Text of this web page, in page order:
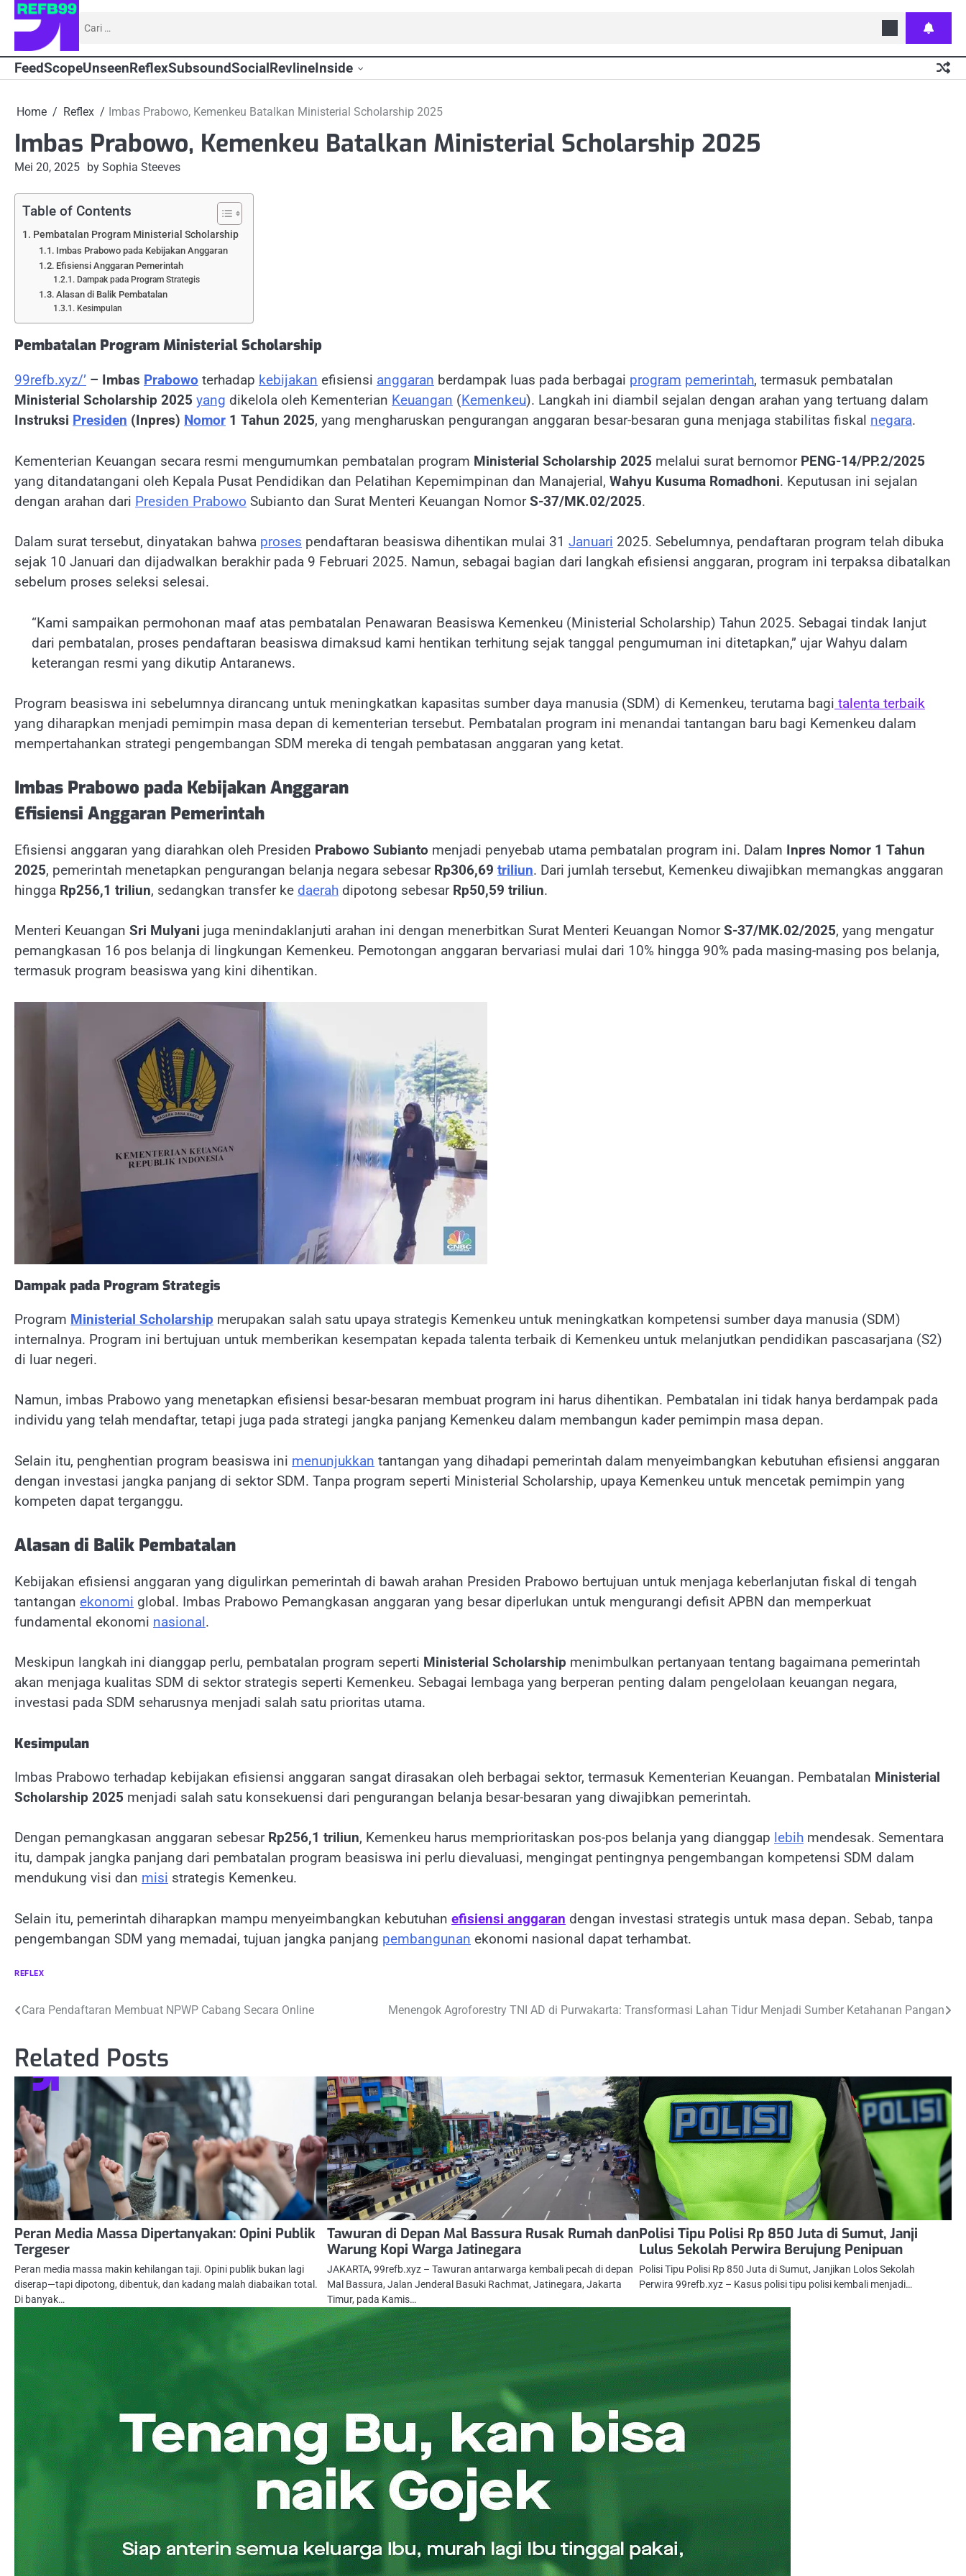
Skip
Cari
FeedScopeUnseenReflexSubsoundSocialRevlineInside
Home Reflex Imbas Prabowo, Kemenkeu Batalkan Ministerial Scholarship 2025
Imbas Prabowo, Kemenkeu Batalkan Ministerial Scholarship 2025
Mei 20, 2025 by Sophia Steeves
Table of Contents
Pembatalan Program Ministerial Scholarship
Imbas Prabowo pada Kebijakan Anggaran
Efisiensi Anggaran Pemerintah
Dampak pada Program Strategis
Alasan di Balik Pembatalan
Kesimpulan
Pembatalan Program Ministerial Scholarship
99refb.xyz/’ – Imbas Prabowo terhadap kebijakan efisiensi anggaran berdampak luas pada berbagai program pemerintah, termasuk pembatalan
Ministerial Scholarship 2025 yang dikelola oleh Kementerian Keuangan (Kemenkeu). Langkah ini diambil sejalan dengan arahan yang tertuang dalam
Instruksi Presiden (Inpres) Nomor 1 Tahun 2025, yang mengharuskan pengurangan anggaran besar-besaran guna menjaga stabilitas fiskal negara.
Kementerian Keuangan secara resmi mengumumkan pembatalan program Ministerial Scholarship 2025 melalui surat bernomor PENG-14/PP.2/2025
yang ditandatangani oleh Kepala Pusat Pendidikan dan Pelatihan Kepemimpinan dan Manajerial, Wahyu Kusuma Romadhoni. Keputusan ini sejalan
dengan arahan dari Presiden Prabowo Subianto dan Surat Menteri Keuangan NomorS-37/MK.02/2025.
Dalam surat tersebut, dinyatakan bahwa proses pendaftaran beasiswa dihentikan mulai 31 Januari 2025. Sebelumnya, pendaftaran program telah dibuka
sejak 10 Januari dan dijadwalkan berakhir pada 9 Februari 2025. Namun, sebagai bagian dari langkah efisiensi anggaran, program ini terpaksa dibatalkan
sebelum proses seleksi selesai.
“Kami sampaikan permohonan maaf atas pembatalan Penawaran Beasiswa Kemenkeu (Ministerial Scholarship) Tahun 2025. Sebagai tindak lanjut
dari pembatalan, proses pendaftaran beasiswa dimaksud kami hentikan terhitung sejak tanggal pengumuman ini ditetapkan,” ujar Wahyu dalam
keterangan resmi yang dikutip Antaranews.
Program beasiswa ini sebelumnya dirancang untuk meningkatkan kapasitas sumber daya manusia (SDM) di Kemenkeu, terutama bagi talenta terbaik
yang diharapkan menjadi pemimpin masa depan di kementerian tersebut. Pembatalan program ini menandai tantangan baru bagi Kemenkeu dalam
mempertahankan strategi pengembangan SDM mereka di tengah pembatasan anggaran yang ketat.
Imbas Prabowo pada Kebijakan Anggaran
Efisiensi Anggaran Pemerintah
Efisiensi anggaran yang diarahkan oleh Presiden Prabowo Subianto menjadi penyebab utama pembatalan program ini. Dalam Inpres Nomor 1 Tahun
2025, pemerintah menetapkan pengurangan belanja negara sebesar Rp306,69 triliun. Dari jumlah tersebut, Kemenkeu diwajibkan memangkas anggaran
hingga Rp256,1 triliun, sedangkan transfer ke daerah dipotong sebesar Rp50,59 triliun.
Menteri Keuangan Sri Mulyani juga menindaklanjuti arahan ini dengan menerbitkan Surat Menteri Keuangan NomorS-37/MK.02/2025, yang mengatur
pemangkasan 16 pos belanja di lingkungan Kemenkeu. Pemotongan anggaran bervariasi mulai dari 10% hingga 90% pada masing-masing pos belanja,
termasuk program beasiswa yang kini dihentikan.
Dampak pada Program Strategis
Program Ministerial Scholarship merupakan salah satu upaya strategis Kemenkeu untuk meningkatkan kompetensi sumber daya manusia (SDM)
internalnya. Program ini bertujuan untuk memberikan kesempatan kepada talenta terbaik di Kemenkeu untuk melanjutkan pendidikan pascasarjana (S2)
di luar negeri.
Namun, imbas Prabowo yang menetapkan efisiensi besar-besaran membuat program ini harus dihentikan. Pembatalan ini tidak hanya berdampak pada
individu yang telah mendaftar, tetapi juga pada strategi jangka panjang Kemenkeu dalam membangun kader pemimpin masa depan.
Selain itu, penghentian program beasiswa ini menunjukkan tantangan yang dihadapi pemerintah dalam menyeimbangkan kebutuhan efisiensi anggaran
dengan investasi jangka panjang di sektor SDM. Tanpa program seperti Ministerial Scholarship, upaya Kemenkeu untuk mencetak pemimpin yang
kompeten dapat terganggu.
Alasan di Balik Pembatalan
Kebijakan efisiensi anggaran yang digulirkan pemerintah di bawah arahan Presiden Prabowo bertujuan untuk menjaga keberlanjutan fiskal di tengah
tantangan ekonomi global. Imbas Prabowo Pemangkasan anggaran yang besar diperlukan untuk mengurangi defisit APBN dan memperkuat
fundamental ekonomi nasional.
Meskipun langkah ini dianggap perlu, pembatalan program seperti Ministerial Scholarship menimbulkan pertanyaan tentang bagaimana pemerintah
akan menjaga kualitas SDM di sektor strategis seperti Kemenkeu. Sebagai lembaga yang berperan penting dalam pengelolaan keuangan negara,
investasi pada SDM seharusnya menjadi salah satu prioritas utama.
Kesimpulan
Imbas Prabowo terhadap kebijakan efisiensi anggaran sangat dirasakan oleh berbagai sektor, termasuk Kementerian Keuangan. Pembatalan Ministerial
Scholarship 2025 menjadi salah satu konsekuensi dari pengurangan belanja besar-besaran yang diwajibkan pemerintah.
Dengan pemangkasan anggaran sebesar Rp256,1 triliun, Kemenkeu harus memprioritaskan pos-pos belanja yang dianggap lebih mendesak. Sementara
itu, dampak jangka panjang dari pembatalan program beasiswa ini perlu dievaluasi, mengingat pentingnya pengembangan kompetensi SDM dalam
mendukung visi dan misi strategis Kemenkeu.
Selain itu, pemerintah diharapkan mampu menyeimbangkan kebutuhan efisiensi anggaran dengan investasi strategis untuk masa depan. Sebab, tanpa
pengembangan SDM yang memadai, tujuan jangka panjang pembangunan ekonomi nasional dapat terhambat.
REFLEX
Navigasi
Cara Pendaftaran Membuat NPWP Cabang Secara Online Menengok Agroforestry TNI AD di Purwakarta: Transformasi Lahan Tidur Menjadi Sumber Ketahanan Pangan
Related Posts
Peran Media Massa Dipertanyakan: Opini Publik
Tergeser
Peran media massa makin kehilangan taji. Opini publik bukan lagi
diserap—tapi dipotong, dibentuk, dan kadang malah diabaikan total.
Di banyak…
Tawuran di Depan Mal Bassura Rusak Rumah dan
Warung Kopi Warga Jatinegara
JAKARTA, 99refb.xyz – Tawuran antarwarga kembali pecah di depan
Mal Bassura, Jalan Jenderal Basuki Rachmat, Jatinegara, Jakarta
Timur, pada Kamis…
Polisi Tipu Polisi Rp 850 Juta di Sumut, Janji
Lulus Sekolah Perwira Berujung Penipuan
Polisi Tipu Polisi Rp 850 Juta di Sumut, Janjikan Lolos Sekolah
Perwira 99refb.xyz – Kasus polisi tipu polisi kembali menjadi…